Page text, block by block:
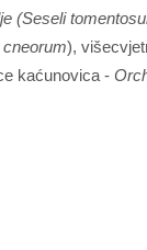
(Seseli
),
kaćunovica -